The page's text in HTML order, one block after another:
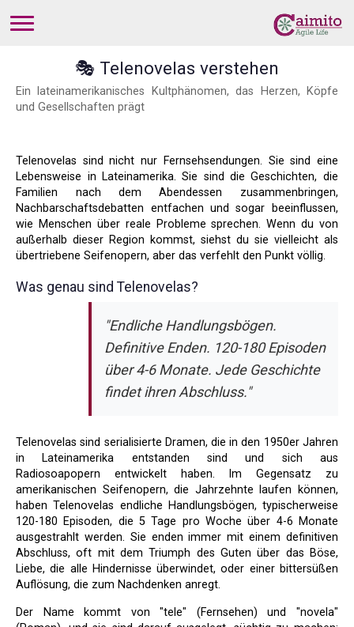
🎭 Telenovelas verstehen
Ein lateinamerikanisches Kultphänomen, das Herzen, Köpfe
und Gesellschaften prägt
Telenovelas sind nicht nur Fernsehsendungen. Sie sind eine
Lebensweise in Lateinamerika. Sie sind die Geschichten, die
Familien nach dem Abendessen zusammenbringen,
Nachbarschaftsdebatten entfachen und sogar beeinflussen,
wie Menschen über reale Probleme sprechen. Wenn du von
außerhalb dieser Region kommst, siehst du sie vielleicht als
übertriebene Seifenopern, aber das verfehlt den Punkt völlig.
Was genau sind Telenovelas?
"Endliche Handlungsbögen.
Definitive Enden. 120-180 Episoden
über 4-6 Monate. Jede Geschichte
findet ihren Abschluss."
Telenovelas sind serialisierte Dramen, die in den 1950er Jahren
in Lateinamerika entstanden sind und sich aus
Radiosoapopern entwickelt haben. Im Gegensatz zu
amerikanischen Seifenopern, die Jahrzehnte laufen können,
haben Telenovelas endliche Handlungsbögen, typischerweise
120-180 Episoden, die 5 Tage pro Woche über 4-6 Monate
ausgestrahlt werden. Sie enden immer mit einem definitiven
Abschluss, oft mit dem Triumph des Guten über das Böse,
Liebe, die alle Hindernisse überwindet, oder einer bittersüßen
Auflösung, die zum Nachdenken anregt.
Der Name kommt von "tele" (Fernsehen) und "novela"